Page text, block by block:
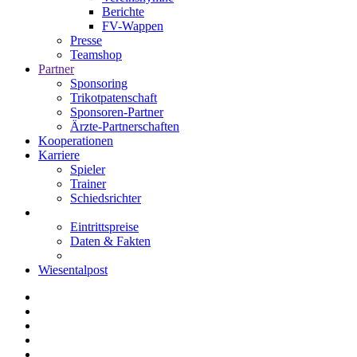
Berichte
FV-Wappen
Presse
Teamshop
Partner
Sponsoring
Trikotpatenschaft
Sponsoren-Partner
Ärzte-Partnerschaften
Kooperationen
Karriere
Spieler
Trainer
Schiedsrichter
Eintrittspreise
Daten & Fakten
Wiesentalpost